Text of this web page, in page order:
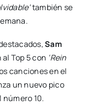
también se
Sam
Top 5 con ‘Rein
canciones en el
un nuevo pico
número 10.